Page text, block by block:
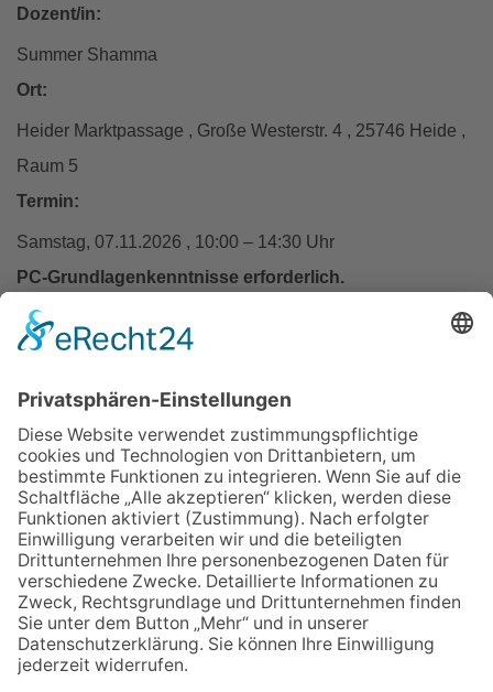
Dozent/in:
Summer Shamma
Ort:
Heider Marktpassage , Große Westerstr. 4 , 25746 Heide ,
Raum 5
Termin:
Samstag, 07.11.2026 , 10:00 – 14:30 Uhr
PC-Grundlagenkenntnisse erforderlich.
Zurück